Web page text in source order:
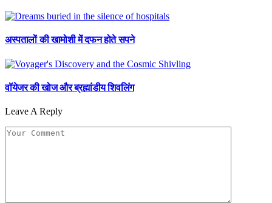
अस्पतालों की खामोशी में दफन होते सपने
वॉयेजर की खोज और ब्रह्मांडीय शिवलिंग
Leave A Reply